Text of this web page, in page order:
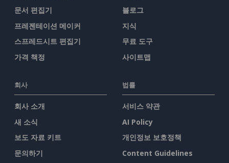
문서 편집기
프레젠테이션 메이커
스프레드시트 편집기
가격 책정
블로그
지식
무료 도구
사이트맵
회사
회사 소개
새 소식
보도 자료 키트
문의하기
법률
서비스 약관
AI Policy
개인정보 보호정책
Content Guidelines